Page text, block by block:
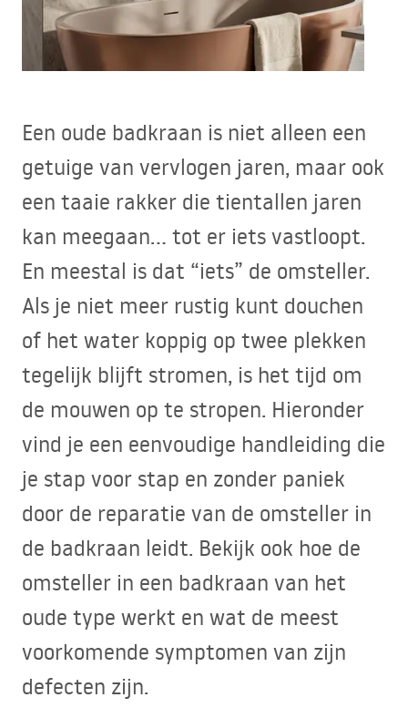
Een oude badkraan is niet alleen een
getuige van vervlogen jaren, maar ook
een taaie rakker die tientallen jaren
kan meegaan… tot er iets vastloopt.
En meestal is dat “iets” de omsteller.
Als je niet meer rustig kunt douchen
of het water koppig op twee plekken
tegelijk blijft stromen, is het tijd om
de mouwen op te stropen. Hieronder
vind je een eenvoudige handleiding die
je stap voor stap en zonder paniek
door de reparatie van de omsteller in
de badkraan leidt. Bekijk ook hoe de
omsteller in een badkraan van het
oude type werkt en wat de meest
voorkomende symptomen van zijn
defecten zijn.